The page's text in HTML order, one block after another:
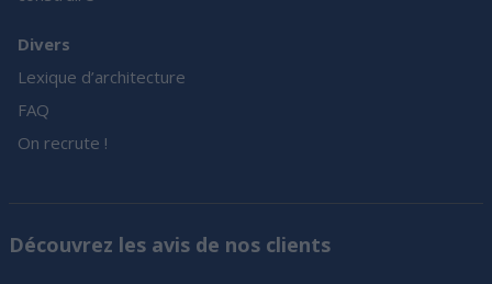
Divers
Lexique d’architecture
FAQ
On recrute !
Découvrez les avis de nos clients